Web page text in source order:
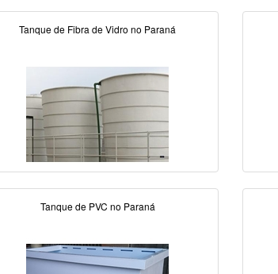
Tanque de Fibra de Vidro no Paraná
Tanque de PVC no Paraná